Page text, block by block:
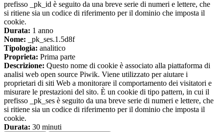
prefisso _pk_id è seguito da una breve serie di numeri e lettere, che
si ritiene sia un codice di riferimento per il dominio che imposta il
cookie.
Durata: 1 anno
Nome: _pk_ses.1.5d8f
Tipologia: analitico
Proprieta: Prima parte
Descrizione: Questo nome di cookie è associato alla piattaforma di
analisi web open source Piwik. Viene utilizzato per aiutare i
proprietari di siti Web a monitorare il comportamento dei visitatori e
misurare le prestazioni del sito. È un cookie di tipo pattern, in cui il
prefisso _pk_ses è seguito da una breve serie di numeri e lettere, che
si ritiene sia un codice di riferimento per il dominio che imposta il
cookie.
Durata: 30 minuti